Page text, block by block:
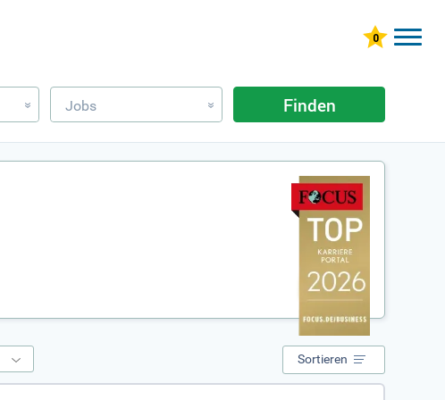
» Jobs » Finden
Sortieren